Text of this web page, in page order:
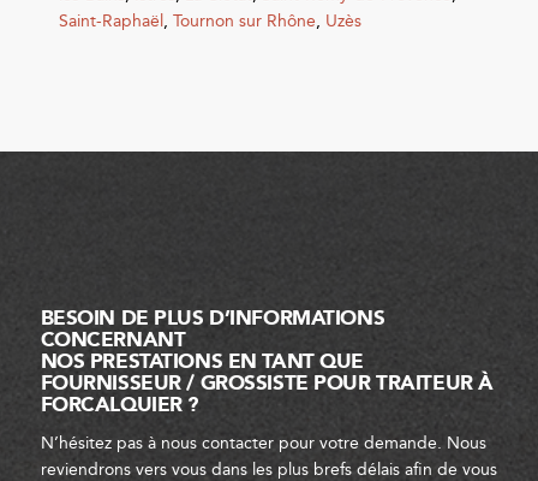
Saint-Raphaël, Tournon sur Rhône, Uzès
BESOIN DE PLUS D’INFORMATIONS
CONCERNANT
NOS PRESTATIONS EN TANT QUE
FOURNISSEUR / GROSSISTE POUR TRAITEUR À
FORCALQUIER ?
N’hésitez pas à nous contacter pour votre demande. Nous
reviendrons vers vous dans les plus brefs délais afin de vous